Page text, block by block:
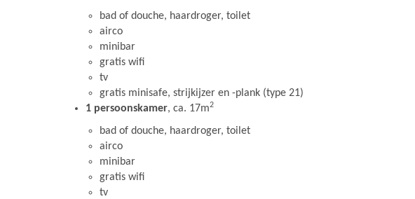
bad of douche, haardroger, toilet
airco
minibar
gratis wifi
tv
gratis minisafe, strijkijzer en -plank (type 21)
1 persoonskamer, ca. 17m2
bad of douche, haardroger, toilet
airco
minibar
gratis wifi
tv